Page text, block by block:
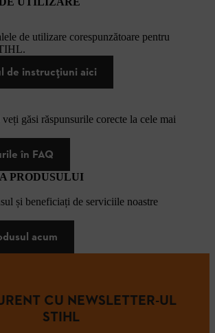
de utilizare corespunzătoare pentru
de instrucțiuni aici
găsi răspunsurile corecte la cele mai
în FAQ
PRODUSULUI
și beneficiați de serviciile noastre
acum
CU NEWSLETTER-UL
STIHL